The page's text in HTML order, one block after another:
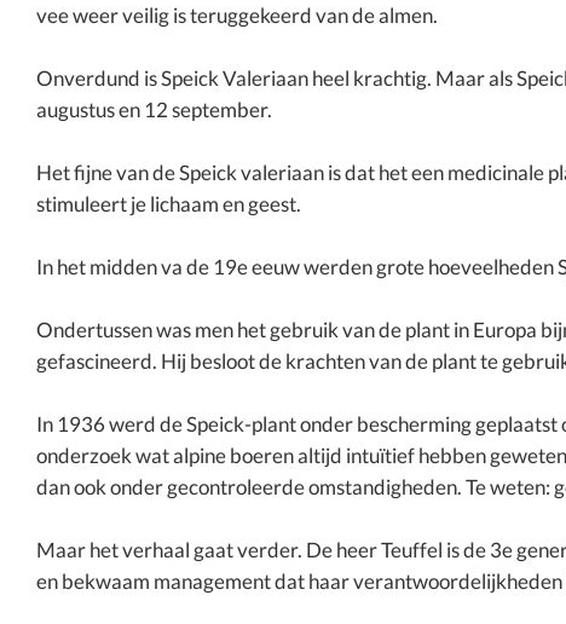
vee weer veilig is teruggekeerd van de almen.
Onverdund is Speick Valeriaan heel krachtig. Maar als
augustus en 12 september.
Het fijne van de Speick valeriaan is dat het een medicinale
stimuleert je lichaam en geest.
In het midden va de 19e eeuw werden grote
Ondertussen was men het gebruik van de plant in Europa
gefascineerd. Hij besloot de krachten van de plant te
In 1936 werd de Speick-plant onder bescherming
onderzoek wat alpine boeren altijd intuïtief hebben
dan ook onder gecontroleerde omstandigheden. Te weten:
Maar het verhaal gaat verder. De heer Teuffel is de 3e
en bekwaam management dat haar verantwoordelijkheden